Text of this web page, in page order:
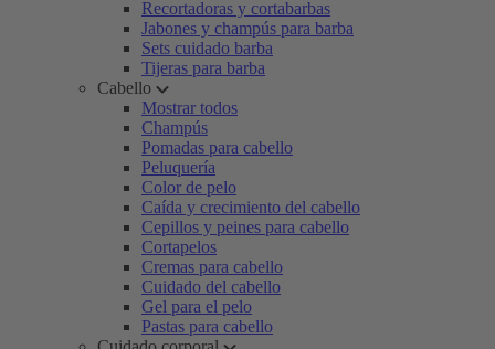
Recortadoras y cortabarbas
Jabones y champús para barba
Sets cuidado barba
Tijeras para barba
Cabello
Mostrar todos
Champús
Pomadas para cabello
Peluquería
Color de pelo
Caída y crecimiento del cabello
Cepillos y peines para cabello
Cortapelos
Cremas para cabello
Cuidado del cabello
Gel para el pelo
Pastas para cabello